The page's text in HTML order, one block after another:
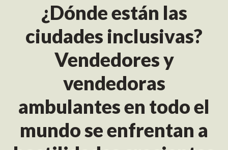
¿Dónde están las
ciudades inclusivas?
Vendedores y
vendedoras
ambulantes en todo el
mundo se enfrentan a